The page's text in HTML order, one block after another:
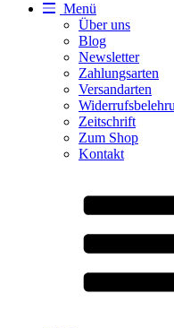
Menü
Über uns
Blog
Newsletter
Zahlungsarten
Versandarten
Zeitschrift
Zum Shop
Kontakt